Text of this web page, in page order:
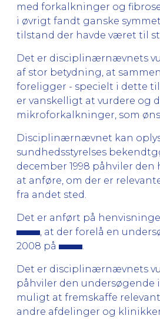
med forkalkninger og
i øvrigt fandt ganske
tilstand der havde været til
Det er disciplinærnævnets
af stor betydning, at
foreligger - specielt i dette
er vanskelligt at vurdere og
mikroforkalkninger, som
Disciplinærnævnet kan
sundhedsstyrelses
december 1998 påhviler
at anføre, om der er
fra andet sted.
Det er anført på
, at der forelå en
2008 på
Det er disciplinærnævnets
påhviler den undersøgende
muligt at fremskaffe
andre afdelinger og